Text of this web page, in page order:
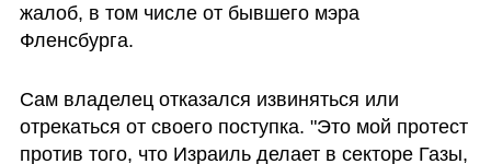
жалоб, в том числе от бывшего мэра
Фленсбурга.
Сам владелец отказался извиняться или
отрекаться от своего поступка. "Это мой протест
против того, что Израиль делает в секторе Газы,